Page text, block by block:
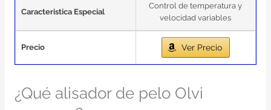
Caracteristica Especial
Control de temperatura y
velocidad variables
Precio Ver Precio
¿Qué alisador de pelo Olvi